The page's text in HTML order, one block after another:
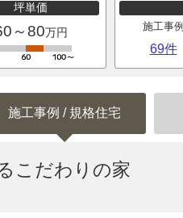
坪単価
～80万円 施工事例
69件
施工事例 / 規格住宅
こだわりの家